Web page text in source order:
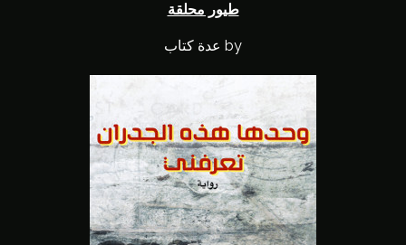
طيور محلقة
by عدة كتاب